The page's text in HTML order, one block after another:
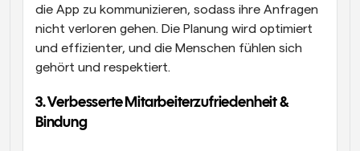
die App zu kommunizieren, sodass ihre Anfragen
nicht verloren gehen. Die Planung wird optimiert
und effizienter, und die Menschen fühlen sich
gehört und respektiert.
3. Verbesserte Mitarbeiterzufriedenheit &
Bindung